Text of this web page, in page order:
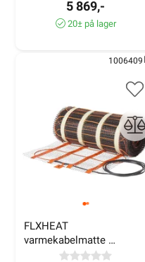
5 869,-
20± på lager
FLXHEAT
varmekabelmatte
150W/m² 4,8m² 690W
1006409